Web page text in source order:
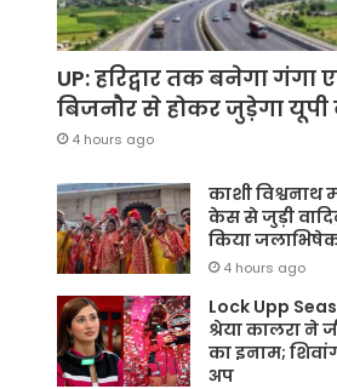
UP: हरिद्वार तक बनेगा गंगा
बिजनौर से होकर जुड़ेगा यूपी
4 hours ago
काशी विश्वनाथ
केस से जुड़ी
किया
4 hours ago
Lock Upp
श्रेया कालरा ने
का इनाम;
अप